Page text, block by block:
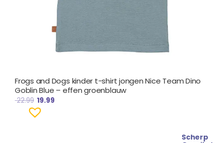
Frogs and Dogs kinder t-shirt jongen Nice Team Dino
Goblin Blue – effen groenblauw
22.99 19.99
Scherp